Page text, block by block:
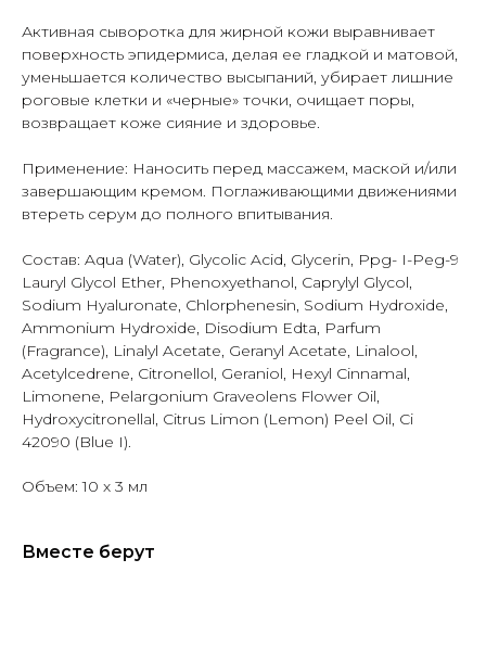
Активная сыворотка для жирной кожи выравнивает
поверхность эпидермиса, делая ее гладкой и матовой,
уменьшается количество высыпаний, убирает лишние
роговые клетки и «черные» точки, очищает поры,
возвращает коже сияние и здоровье.
Применение: Наносить перед массажем, маской и/или
завершающим кремом. Поглаживающими движениями
втереть серум до полного впитывания.
Состав: Aqua (Water), Glycolic Acid, Glycerin, Ppg- I-Peg-9
Lauryl Glycol Ether, Phenoxyethanol, Caprylyl Glycol,
Sodium Hyaluronate, Chlorphenesin, Sodium Hydroxide,
Ammonium Hydroxide, Disodium Edta, Parfum
(Fragrance), Linalyl Acetate, Geranyl Acetate, Linalool,
Acetylcedrene, Citronellol, Geraniol, Hexyl Cinnamal,
Limonene, Pelargonium Graveolens Flower Oil,
Hydroxycitronellal, Citrus Limon (Lemon) Peel Oil, Ci
42090 (Blue I).
Объем: 10 х 3 мл
Вместе берут